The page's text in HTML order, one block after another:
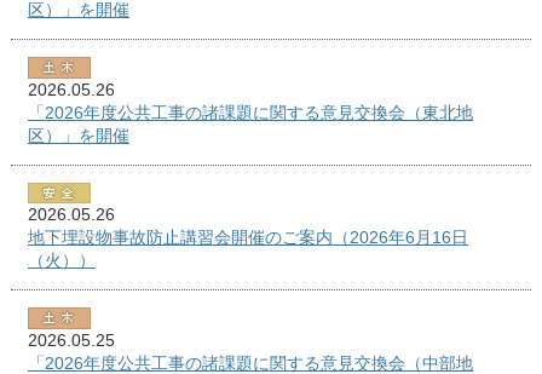
区）」を開催
2026.05.26
「2026年度公共工事の諸課題に関する意見交換会（東北地
区）」を開催
2026.05.26
地下埋設物事故防止講習会開催のご案内（2026年6月16日
（火））
2026.05.25
「2026年度公共工事の諸課題に関する意見交換会（中部地